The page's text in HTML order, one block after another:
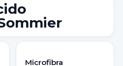
Microfibra